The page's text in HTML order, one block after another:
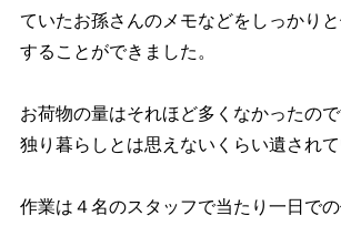
ていたお孫さんのメモなどをしっかり
することができました。
お荷物の量はそれほど多くなかったの
独り暮らしとは思えないくらい遺されて
作業は４名のスタッフで当たり一日で